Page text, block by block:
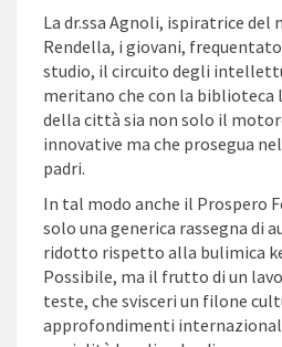
La dr.ssa Agnoli, ispiratrice
Rendella, i giovani,
studio, il circuito degli
meritano che con la biblioteca
della città sia non solo il
innovative ma che prosegua
padri.
In tal modo anche il Prospero
solo una generica rassegna di
ridotto rispetto alla bulimica
Possibile, ma il frutto di un
teste, che svisceri un filone
approfondimenti